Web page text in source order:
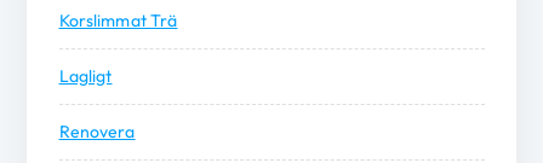
Korslimmat Trä
Lagligt
Renovera